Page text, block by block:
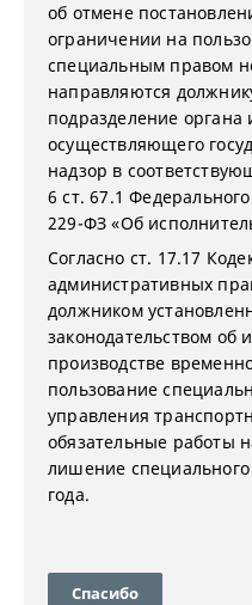
об отмене
ограничении на
специальным правом
направляются
подразделение органа
осуществляющего
надзор в
6 ст. 67.1
229-ФЗ «Об
Согласно ст. 17.17
административных
должником
законодательством об
производстве
пользование
управления
обязательные работы
лишение
года.
Спасибо